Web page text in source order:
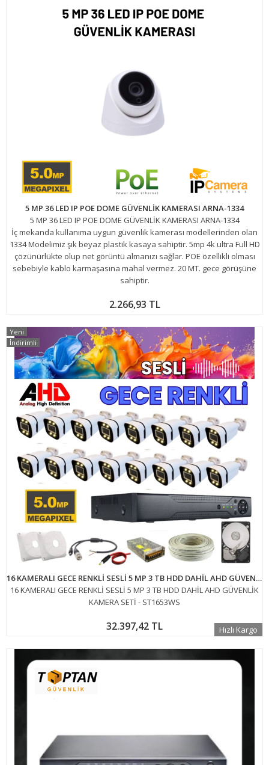
5 MP 36 LED IP POE DOME GÜVENLİK KAMERASI ARNA-1334
5 MP 36 LED IP POE DOME GÜVENLİK KAMERASI ARNA-1334
İç mekanda kullanıma uygun güvenlik kamerası modellerinden olan
1334 Modelimiz şık beyaz plastik kasaya sahiptir. 5mp 4k ultra Full HD
çözünürlükte olup net görüntü almanızı sağlar. POE özellikli olması
sebebiyle kablo karmaşasına mahal vermez. 20 MT. gece görüşüne
sahiptir.
2.266,93 TL
16 KAMERALI GECE RENKLİ SESLİ 5 MP 3 TB HDD DAHİL AHD GÜVENLİK KAMERA SETİ - ST1653WS
16 KAMERALI GECE RENKLİ SESLİ 5 MP 3 TB HDD DAHİL AHD GÜVENLİK
KAMERA SETİ - ST1653WS
32.397,42 TL
Yeni
İndirimli
Hızlı Kargo